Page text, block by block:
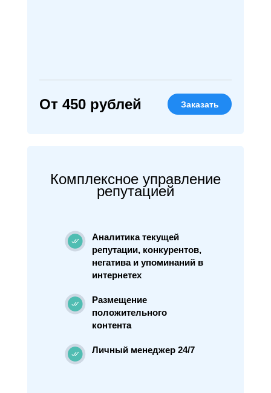
От 450 рублей Заказать
Комплексное управление
репутацией
Аналитика текущей
репутации, конкурентов,
негатива и упоминаний в
интернетех
Размещение
положительного
контента
Личный менеджер 24/7